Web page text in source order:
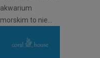
akwarium
morskim to nie...